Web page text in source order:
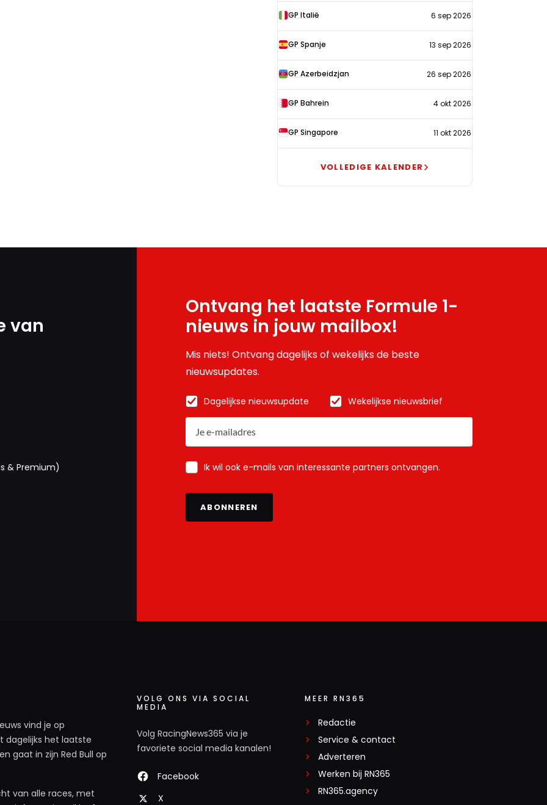
GP Italië 6 sep 2026
GP Spanje 13 sep 2026
GP Azerbeidzjan 26 sep 2026
GP Bahrein 4 okt 2026
GP Singapore 11 okt 2026
VOLLEDIGE KALENDER
van
& Premium)
Ontvang het laatste Formule 1-
nieuws in jouw mailbox!
Mis niets! Ontvang dagelijks of wekelijks de beste
nieuwsupdates.
Dagelijkse nieuwsupdate Wekelijkse nieuwsbrief
Ik wil ook e-mails van interessante partners ontvangen.
ABONNEREN
vind je op
dagelijks het laatste
gaat in zijn Red Bull op
van alle races, met
VOLG ONS VIA SOCIAL
MEDIA
Volg RacingNews365 via je
favoriete social media kanalen!
Facebook
X
MEER RN365
Redactie
Service & contact
Adverteren
Werken bij RN365
RN365.agency